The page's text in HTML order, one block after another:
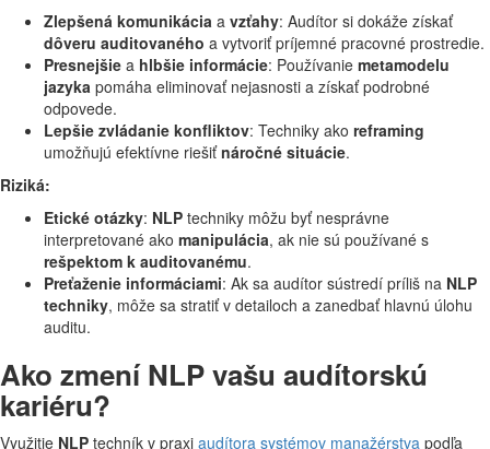
Zlepšená komunikácia a vzťahy: Audítor si dokáže získať
dôveru auditovaného a vytvoriť príjemné pracovné prostredie.
Presnejšie a hlbšie informácie: Používanie metamodelu
jazyka pomáha eliminovať nejasnosti a získať podrobné
odpovede.
Lepšie zvládanie konfliktov: Techniky ako reframing
umožňujú efektívne riešiťnáročné situácie.
Riziká:
Etické otázky: NLP techniky môžu byť nesprávne
interpretované ako manipulácia, ak nie sú používané s
rešpektom k auditovanému.
Preťaženie informáciami: Ak sa audítor sústredí príliš na NLP
techniky, môže sa stratiť v detailoch a zanedbať hlavnú úlohu
auditu.
Ako zmení NLP vašu audítorskú
kariéru?
Využitie NLP techník v praxi audítora systémov manažérstva podľa